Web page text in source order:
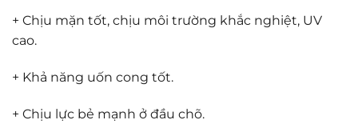
+ Chịu mặn tốt, chịu môi trường khắc nghiệt, UV
cao.
+ Khả năng uốn cong tốt.
+ Chịu lực bẻ mạnh ở đầu chõ.